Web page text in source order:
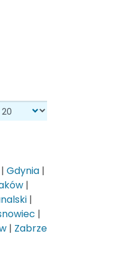
| Gdynia |
|
|
|
| Zabrze